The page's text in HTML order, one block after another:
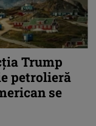
Trump
petrolieră
se